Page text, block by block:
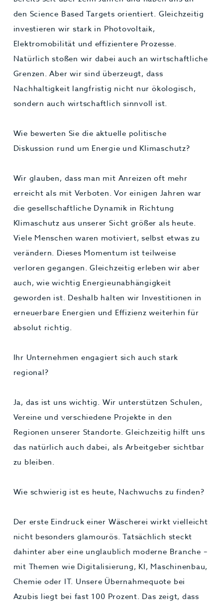
den Science Based Targets orientiert. Gleichzeitig
investieren wir stark in Photovoltaik,
Elektromobilität und effizientere Prozesse.
Natürlich stoßen wir dabei auch an wirtschaftliche
Grenzen. Aber wir sind überzeugt, dass
Nachhaltigkeit langfristig nicht nur ökologisch,
sondern auch wirtschaftlich sinnvoll ist.
Wie bewerten Sie die aktuelle politische
Diskussion rund um Energie und Klimaschutz?
Wir glauben, dass man mit Anreizen oft mehr
erreicht als mit Verboten. Vor einigen Jahren war
die gesellschaftliche Dynamik in Richtung
Klimaschutz aus unserer Sicht größer als heute.
Viele Menschen waren motiviert, selbst etwas zu
verändern. Dieses Momentum ist teilweise
verloren gegangen. Gleichzeitig erleben wir aber
auch, wie wichtig Energieunabhängigkeit
geworden ist. Deshalb halten wir Investitionen in
erneuerbare Energien und Effizienz weiterhin für
absolut richtig.
Ihr Unternehmen engagiert sich auch stark
regional?
Ja, das ist uns wichtig. Wir unterstützen Schulen,
Vereine und verschiedene Projekte in den
Regionen unserer Standorte. Gleichzeitig hilft uns
das natürlich auch dabei, als Arbeitgeber sichtbar
zu bleiben.
Wie schwierig ist es heute, Nachwuchs zu finden?
Der erste Eindruck einer Wäscherei wirkt vielleicht
nicht besonders glamourös. Tatsächlich steckt
dahinter aber eine unglaublich moderne Branche –
mit Themen wie Digitalisierung, KI, Maschinenbau,
Chemie oder IT. Unsere Übernahmequote bei
Azubis liegt bei fast 100 Prozent. Das zeigt, dass